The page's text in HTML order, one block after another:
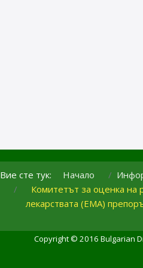
Вие сте тук: Начало
Комитетът за оценка на
лекарствата (ЕМА)
Copyright © 2016 Bulgarian